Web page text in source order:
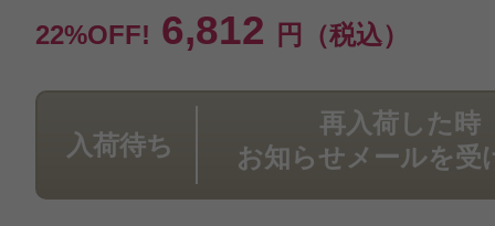
22%OFF! 6,812 円（税込）
入荷待ち
再入荷した時
お知らせメールを受